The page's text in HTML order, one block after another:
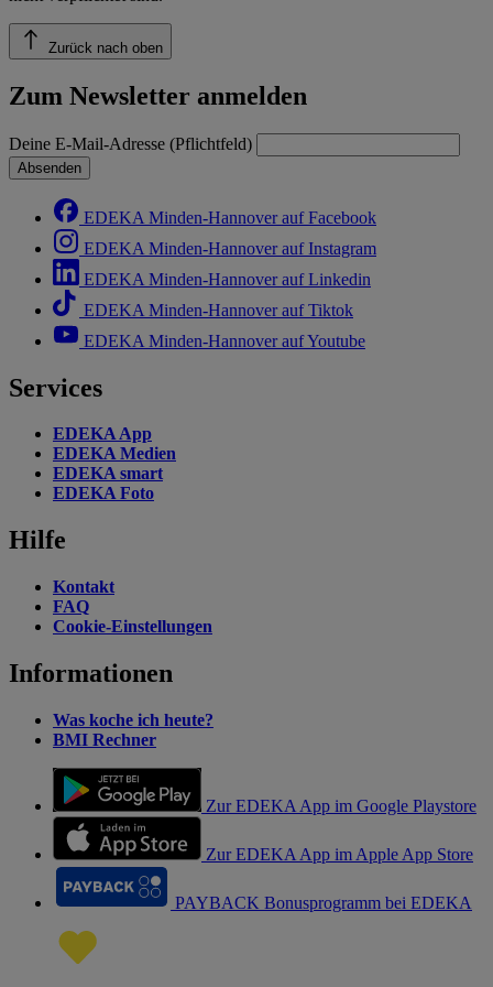
Zurück nach oben
Zum Newsletter anmelden
Deine E-Mail-Adresse (Pflichtfeld)
Absenden
EDEKA Minden-Hannover auf Facebook
EDEKA Minden-Hannover auf Instagram
EDEKA Minden-Hannover auf Linkedin
EDEKA Minden-Hannover auf Tiktok
EDEKA Minden-Hannover auf Youtube
Services
EDEKA App
EDEKA Medien
EDEKA smart
EDEKA Foto
Hilfe
Kontakt
FAQ
Cookie-Einstellungen
Informationen
Was koche ich heute?
BMI Rechner
Zur EDEKA App im Google Playstore
Zur EDEKA App im Apple App Store
PAYBACK Bonusprogramm bei EDEKA